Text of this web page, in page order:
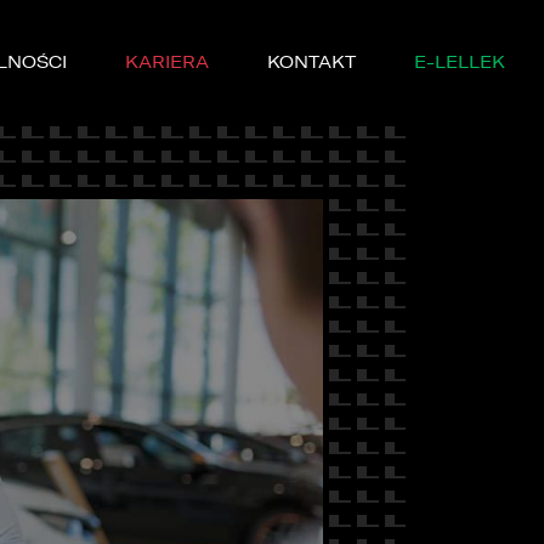
KARIERA KONTAKT E-LELLEK
PRÓBNĄ